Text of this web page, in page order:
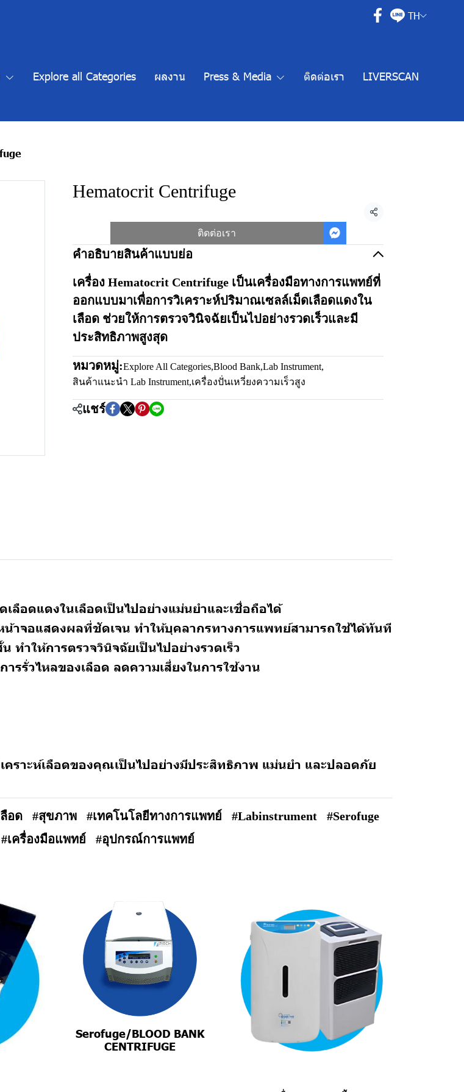
TH
Explore all Categories ผลงาน Press & Media ติดต่อเรา LIVERSCAN
Hematocrit Centrifuge
แชร์
ติดต่อเรา
คำอธิบายสินค้าแบบย่อ
เครื่อง Hematocrit Centrifuge เป็นเครื่องมือทางการแพทย์ที่
ออกแบบมาเพื่อการวิเคราะห์ปริมาณเซลล์เม็ดเลือดแดงใน
เลือด ช่วยให้การตรวจวินิจฉัยเป็นไปอย่างรวดเร็วและมี
ประสิทธิภาพสูงสุด
หมวดหมู่:Explore All Categories,Blood Bank,Lab Instrument,
สินค้าแนะนำ Lab Instrument,เครื่องปั่นเหวี่ยงความเร็วสูง
แชร์
ลือดแดงในเลือดเป็นไปอย่างแม่นยำและเชื่อถือได้
าจอแสดงผลที่ชัดเจน ทำให้บุคลากรทางการแพทย์สามารถใช้ได้ทันที
ทำให้การตรวจวินิจฉัยเป็นไปอย่างรวดเร็ว
รั่วไหลของเลือด ลดความเสี่ยงในการใช้งาน
ราะห์เลือดของคุณเป็นไปอย่างมีประสิทธิภาพ แม่นยำ และปลอดภัย
อด #สุขภาพ #เทคโนโลยีทางการแพทย์ #Labinstrument
#Serofuge
#เครื่องมือแพทย์ #อุปกรณ์การแพทย์
Serofuge/BLOOD BANK
CENTRIFUGE